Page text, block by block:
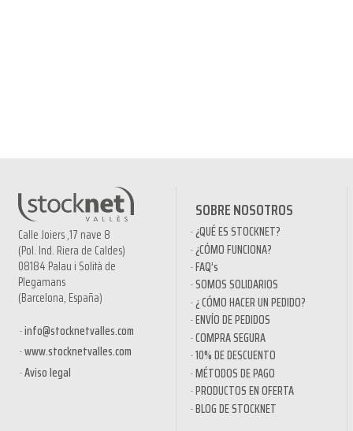
Calle Joiers ,17 nave 8
(Pol. Ind. Riera de Caldes)
08184 Palau i Solità de
Plegamans
(Barcelona, España)
info@stocknetvalles.com
www.stocknetvalles.com
Aviso legal
SOBRE NOSOTROS
¿QUÉ ES STOCKNET?
¿CÓMO FUNCIONA?
FAQ’s
SOMOS SOLIDARIOS
¿ CÓMO HACER UN PEDIDO?
ENVÍO DE PEDIDOS
COMPRA SEGURA
10% DE DESCUENTO
MÉTODOS DE PAGO
PRODUCTOS EN OFERTA
BLOG DE STOCKNET